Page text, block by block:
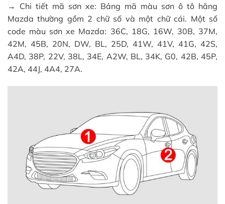
→ Chi tiết mã sơn xe: Bảng mã màu sơn ô tô hãng
Mazda thường gồm 2 chữ số và một chữ cái. Một số
code màu sơn xe Mazda: 36C, 18G, 16W, 30B, 37M,
42M, 45B, 20N, DW, BL, 25D, 41W, 41V, 41G, 42S,
A4D, 38P, 22V, 38L, 34E, A2W, BL, 34K, G0, 42B, 45P,
42A, 44J, 4A4, 27A.